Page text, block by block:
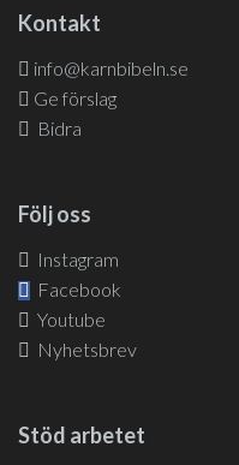
Kontakt
info@karnbibeln.se
Ge förslag
Bidra
Följ oss
Instagram
Facebook
Youtube
Nyhetsbrev
Stöd arbetet